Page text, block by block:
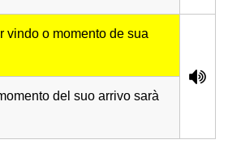
vindo o momento de sua
del suo arrivo sarà